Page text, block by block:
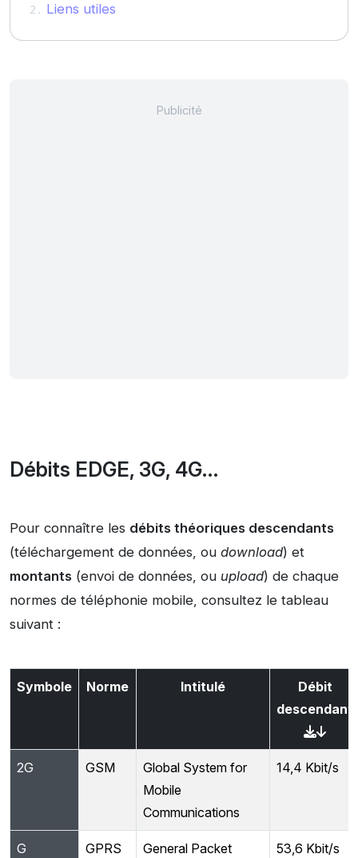
Liens utiles
Débits EDGE, 3G, 4G…
Pour connaître les débits théoriques descendants
(téléchargement de données, ou download) et
montants (envoi de données, ou upload) de chaque
normes de téléphonie mobile, consultez le tableau
suivant :
Symbole Norme Intitulé
Débit
descendant
↓
2G GSM
Global System for
Mobile
Communications
14,4 Kbit/s
G GPRS
General Packet
53,6 Kbit/s